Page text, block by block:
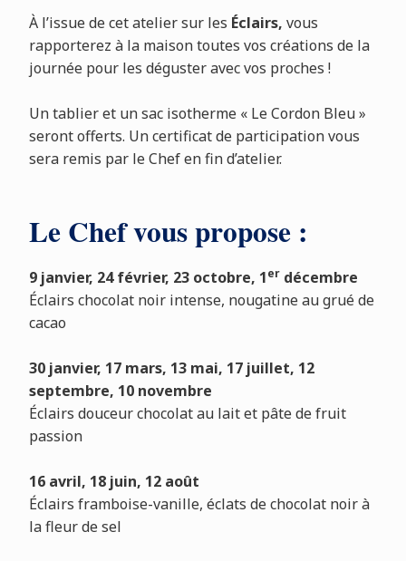
À l’issue de cet atelier sur les Éclairs, vous
rapporterez à la maison toutes vos créations de la
journée pour les déguster avec vos proches !
Un tablier et un sac isotherme « Le Cordon Bleu »
seront offerts. Un certificat de participation vous
sera remis par le Chef en fin d’atelier.
Le Chef vous propose :
9 janvier, 24 février, 23 octobre, 1erdécembre
Éclairs chocolat noir intense, nougatine au grué de
cacao
30 janvier, 17 mars, 13 mai, 17 juillet, 12
septembre, 10 novembre
Éclairs douceur chocolat au lait et pâte de fruit
passion
16 avril, 18 juin, 12 août
Éclairs framboise-vanille, éclats de chocolat noir à
la fleur de sel